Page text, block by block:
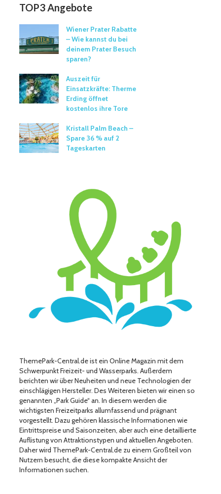
TOP3 Angebote
Wiener Prater Rabatte
– Wie kannst du bei
deinem Prater Besuch
sparen?
Auszeit für
Einsatzkräfte: Therme
Erding öffnet
kostenlos ihre Tore
Kristall Palm Beach –
Spare 36 % auf 2
Tageskarten
ThemePark-Central.de ist ein Online Magazin mit dem
Schwerpunkt Freizeit- und Wasserparks. Außerdem
berichten wir über Neuheiten und neue Technologien der
einschlägigen Hersteller. Des Weiteren bieten wir einen so
genannten „Park Guide“ an. In diesem werden die
wichtigsten Freizeitparks allumfassend und prägnant
vorgestellt. Dazu gehören klassische Informationen wie
Eintrittspreise und Saisonzeiten, aber auch eine detaillierte
Auflistung von Attraktionstypen und aktuellen Angeboten.
Daher wird ThemePark-Central.de zu einem Großteil von
Nutzern besucht, die diese kompakte Ansicht der
Informationen suchen.